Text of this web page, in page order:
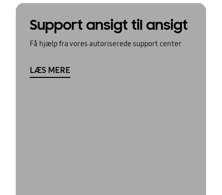
Support ansigt til ansigt
Få hjælp fra vores autoriserede support center
LÆS MERE